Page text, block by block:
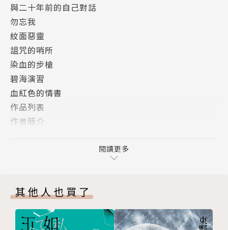
馬祖島上最西邊的哨所，傳說中是個絕對不可以打瞌睡
的地方。曾有國軍弟兄在此執勤時跳海身亡，也有人就
在哨所旁的老松樹上吊自殺……
半夜，哨所傳出一聲槍響。正在巡哨的排長凌業勝目睹
下屬離奇身亡，身上有不尋常的槍傷。但軍中長官決定
以「自殺」結案，將一切推給傳說。業勝執意私下追
查，卻被長官警告他會因此惹上殺人嫌疑。
哨所真的被詛咒了嗎？
虛構的靈異，掩埋的公理，
〈紋面惡靈〉
〈染血的步槍〉
〈詛咒的哨所〉
與二十年前的自己對話
勿忘我
紋面惡靈
詛咒的哨所
染血的步槍
碧海演習
血紅色的情書
作品列表
作者簡介
閱讀更多
其他人也買了